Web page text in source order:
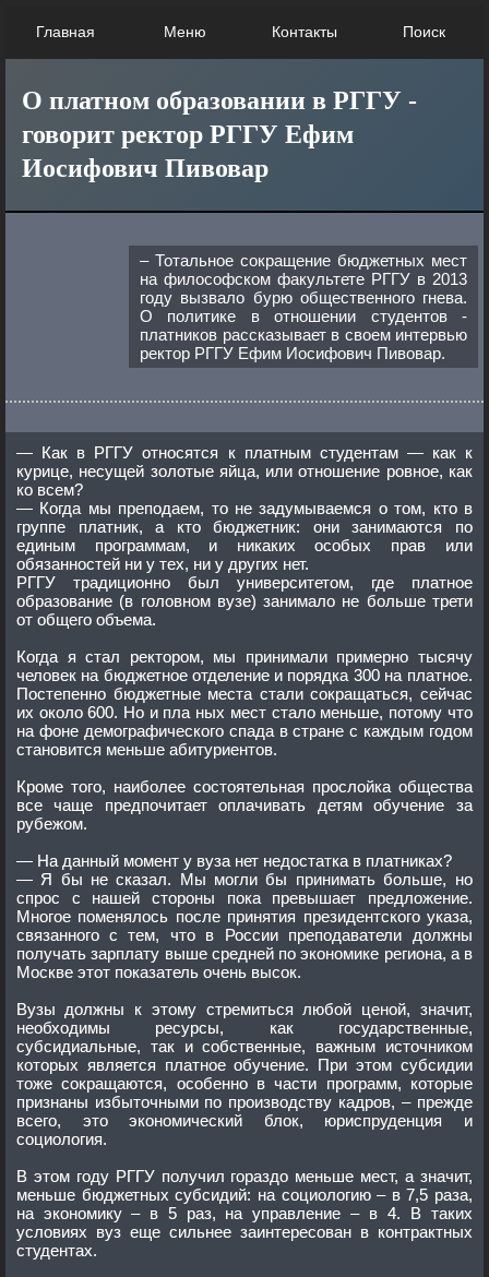
Главная Меню Контакты Поиск
О платном образовании в РГГУ -
говорит ректор РГГУ Ефим
Иосифович Пивовар
– Тотальное сокращение бюджетных мест
на философском факультете РГГУ в 2013
году вызвало бурю общественного гнева.
О политике в отношении студентов -
платников рассказывает в своем интервью
ректор РГГУ Ефим Иосифович Пивовар.
— Как в РГГУ относятся к платным студентам — как к
курице, несущей золотые яйца, или отношение ровное, как
ко всем?
— Когда мы преподаем, то не задумываемся о том, кто в
группе платник, а кто бюджетник: они занимаются по
единым программам, и никаких особых прав или
обязанностей ни у тех, ни у других нет.
РГГУ традиционно был университетом, где платное
образование (в головном вузе) занимало не больше трети
от общего объема.
Когда я стал ректором, мы принимали примерно тысячу
человек на бюджетное отделение и порядка 300 на платное.
Постепенно бюджетные места стали сокращаться, сейчас
их около 600. Но и пла ных мест стало меньше, потому что
на фоне демографического спада в стране с каждым годом
становится меньше абитуриентов.
Кроме того, наиболее состоятельная прослойка общества
все чаще предпочитает оплачивать детям обучение за
рубежом.
— На данный момент у вуза нет недостатка в платниках?
— Я бы не сказал. Мы могли бы принимать больше, но
спрос с нашей стороны пока превышает предложение.
Многое поменялось после принятия президентского указа,
связанного с тем, что в России преподаватели должны
получать зарплату выше средней по экономике региона, а в
Москве этот показатель очень высок.
Вузы должны к этому стремиться любой ценой, значит,
необходимы ресурсы, как государственные,
субсидиальные, так и собственные, важным источником
которых является платное обучение. При этом субсидии
тоже сокращаются, особенно в части программ, которые
признаны избыточными по производству кадров, – прежде
всего, это экономический блок, юриспруденция и
социология.
В этом году РГГУ получил гораздо меньше мест, а значит,
меньше бюджетных субсидий: на социологию – в 7,5 раза,
на экономику – в 5 раз, на управление – в 4. В таких
условиях вуз еще сильнее заинтересован в контрактных
студентах.